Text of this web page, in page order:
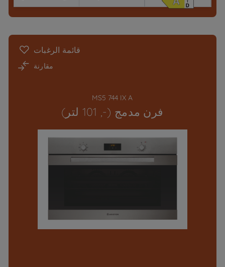
قائمة الرغبات
مقارنة
MS5 744 IX A
فرن مدمج (-, 101 لتر)